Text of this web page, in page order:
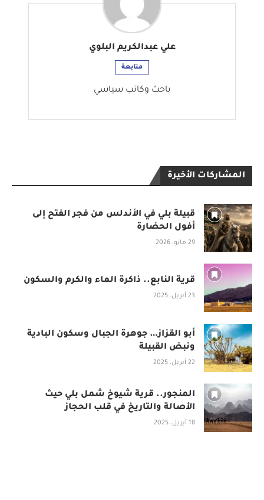
علي عبدالكريم البلوي
متابعة
باحث وكاتب سياسي
المشاركات الأخيرة
قبيلة بلي في الأندلس من فجر الفتح إلى
أفول الحضارة
29 مايو، 2026
قرية النابع.. ذاكرة الماء والكرم والسكون
23 أبريل، 2025
أبو القزاز… جوهرة الجبال وسكون البادية
ونبض القبيلة
22 أبريل، 2025
المنجور.. قرية شيوخ شمل بلي حيث
الأصالة والتاريخ في قلب الحجاز
18 أبريل، 2025